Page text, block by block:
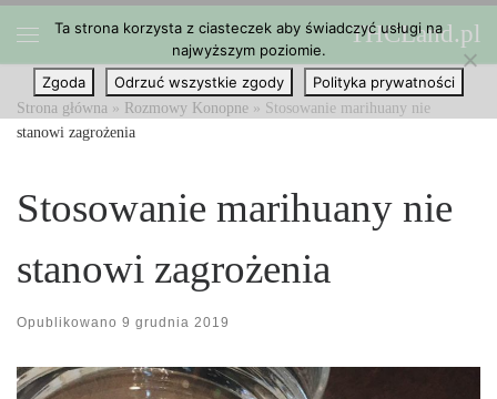
Przejdź do treści THCLand.pl
Strona główna » Rozmowy Konopne » Stosowanie marihuany nie
stanowi zagrożenia
Stosowanie marihuany nie
stanowi zagrożenia
Opublikowano 9 grudnia 2019
Ta strona korzysta z ciasteczek aby świadczyć usługi na
najwyższym poziomie.
Zgoda
Odrzuć wszystkie zgody Polityka prywatności